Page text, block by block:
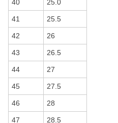
40 25.0
41 25.5
42 26
43 26.5
44 27
45 27.5
46 28
47 28.5